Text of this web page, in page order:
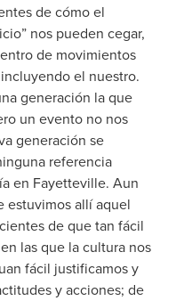
de cómo el
nos pueden cegar,
de movimientos
el nuestro.
generación la que
un evento no nos
generación se
referencia
en Fayetteville. Aun
estuvimos allí aquel
de que tan fácil
las que la cultura nos
fácil justificamos y
y acciones; de